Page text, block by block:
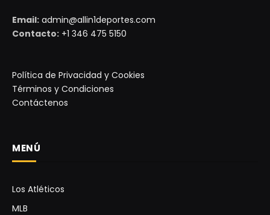
Email: admin@allin1deportes.com
Contacto: +1 346 475 5150
Política de Privacidad y Cookies
Términos y Condiciones
Contáctenos
MENÚ
Los Atléticos
MLB